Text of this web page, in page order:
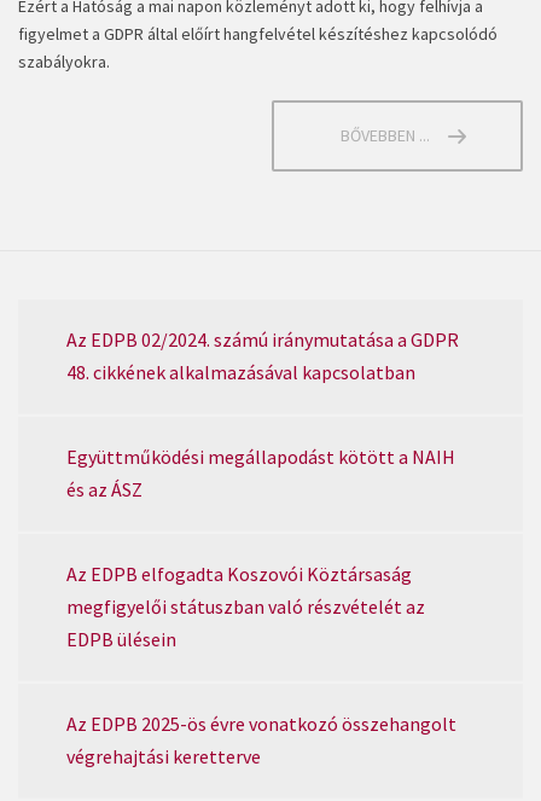
Ezért a Hatóság a mai napon közleményt adott ki, hogy felhívja a
figyelmet a GDPR által előírt hangfelvétel készítéshez kapcsolódó
szabályokra.
BŐVEBBEN ...
Az EDPB 02/2024. számú iránymutatása a GDPR
48. cikkének alkalmazásával kapcsolatban
Együttműködési megállapodást kötött a NAIH
és az ÁSZ
Az EDPB elfogadta Koszovói Köztársaság
megfigyelői státuszban való részvételét az
EDPB ülésein
Az EDPB 2025-ös évre vonatkozó összehangolt
végrehajtási keretterve